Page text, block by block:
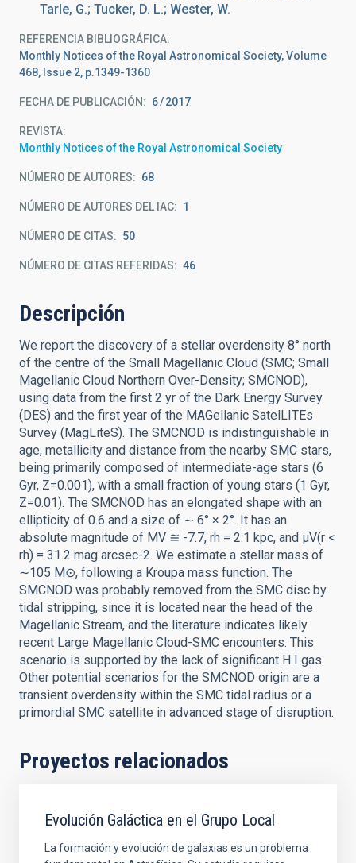
Tarle, G.; Tucker, D. L.; Wester, W.
REFERENCIA BIBLIOGRÁFICA
Monthly Notices of the Royal Astronomical Society, Volume
468, Issue 2, p.1349-1360
FECHA DE PUBLICACIÓN: 6 2017
REVISTA
Monthly Notices of the Royal Astronomical Society
NÚMERO DE AUTORES 68
NÚMERO DE AUTORES DEL IAC 1
NÚMERO DE CITAS 50
NÚMERO DE CITAS REFERIDAS 46
Descripción
We report the discovery of a stellar overdensity 8° north
of the centre of the Small Magellanic Cloud (SMC; Small
Magellanic Cloud Northern Over-Density; SMCNOD),
using data from the first 2 yr of the Dark Energy Survey
(DES) and the first year of the MAGellanic SatelLITEs
Survey (MagLiteS). The SMCNOD is indistinguishable in
age, metallicity and distance from the nearby SMC stars,
being primarily composed of intermediate-age stars (6
Gyr, Z=0.001), with a small fraction of young stars (1 Gyr,
Z=0.01). The SMCNOD has an elongated shape with an
ellipticity of 0.6 and a size of ∼ 6° × 2°. It has an
absolute magnitude of MV ≅ -7.7, rh = 2.1 kpc, and μV(r <
rh) = 31.2 mag arcsec-2. We estimate a stellar mass of
∼105 M⊙, following a Kroupa mass function. The
SMCNOD was probably removed from the SMC disc by
tidal stripping, since it is located near the head of the
Magellanic Stream, and the literature indicates likely
recent Large Magellanic Cloud-SMC encounters. This
scenario is supported by the lack of significant H I gas.
Other potential scenarios for the SMCNOD origin are a
transient overdensity within the SMC tidal radius or a
primordial SMC satellite in advanced stage of disruption.
Proyectos relacionados
Evolución Galáctica en el Grupo Local
La formación y evolución de galaxias es un problema